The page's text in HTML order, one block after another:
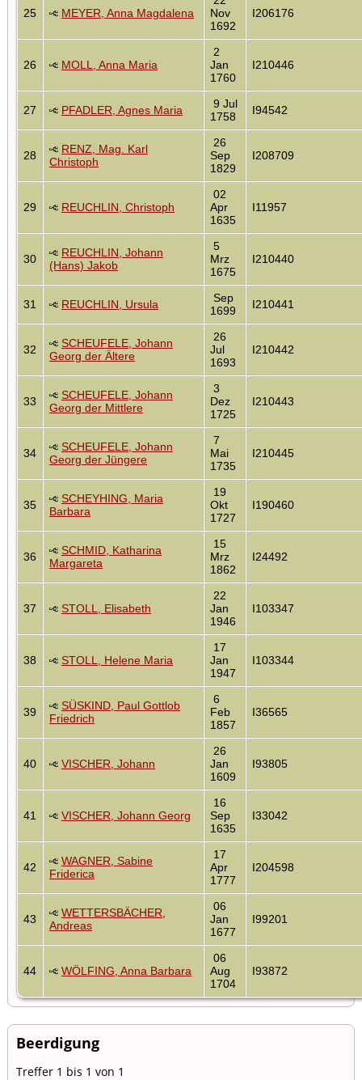
25 MEYER, Anna Magdalena
Nov
1692
I206176
26 MOLL, Anna Maria
2
Jan
1760
I210446
27 PFADLER, Agnes Maria
9 Jul
1758
I94542
28
RENZ, Mag. Karl
Christoph
26
Sep
1829
I208709
29 REUCHLIN, Christoph
02
Apr
1635
I11957
30
REUCHLIN, Johann
(Hans) Jakob
5
Mrz
1675
I210440
31 REUCHLIN, Ursula
Sep
1699
I210441
32
SCHEUFELE, Johann
Georg der Ältere
26
Jul
1693
I210442
33
SCHEUFELE, Johann
Georg der Mittlere
3
Dez
1725
I210443
34
SCHEUFELE, Johann
Georg der Jüngere
7
Mai
1735
I210445
35
SCHEYHING, Maria
Barbara
19
Okt
1727
I190460
36
SCHMID, Katharina
Margareta
15
Mrz
1862
I24492
37 STOLL, Elisabeth
22
Jan
1946
I103347
38 STOLL, Helene Maria
17
Jan
1947
I103344
39
SÜSKIND, Paul Gottlob
Friedrich
6
Feb
1857
I36565
40 VISCHER, Johann
26
Jan
1609
I93805
41 VISCHER, Johann Georg
16
Sep
1635
I33042
42
WAGNER, Sabine
Friderica
17
Apr
1777
I204598
43
WETTERSBÄCHER,
Andreas
06
Jan
1677
I99201
44 WÖLFING, Anna Barbara
06
Aug
1704
I93872
Beerdigung
Treffer 1 bis 1 von 1